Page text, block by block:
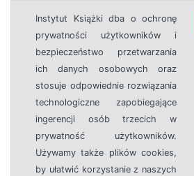
Instytut Książki dba o ochronę
prywatności użytkowników i
bezpieczeństwo przetwarzania
ich danych osobowych oraz
stosuje odpowiednie rozwiązania
technologiczne zapobiegające
ingerencji osób trzecich w
prywatność użytkowników.
Używamy także plików cookies,
by ułatwić korzystanie z naszych